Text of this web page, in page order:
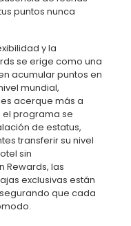
puntos nunca
y la
se erige como una
acumular puntos en
mundial,
acerque más a
programa se
de estatus,
transferir su nivel
sin
Rewards, las
exclusivas están
que cada